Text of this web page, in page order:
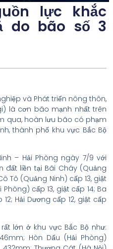
lực khắc
do bão số 3
và Phát triển nông thôn,
là cơn bão mạnh nhất trên
qua, hoàn lưu bão có phạm
thành phố khu vực Bắc Bộ
– Hải Phòng ngày 7/9 với
liền tại Bãi Cháy (Quảng
Tô (Quảng Ninh) cấp 13, giật
cấp 13, giật cấp 14; Ba
Hải Dương cấp 12, giật cấp
lớn ở khu vực Bắc Bộ như:
Hòn Dấu (Hải Phòng)